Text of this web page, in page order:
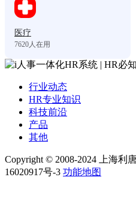
医疗
7620人在用
行业动态
HR专业知识
科技前沿
产品
其他
Copyright © 2008-2024 上海利
16020917号-3 功能地图